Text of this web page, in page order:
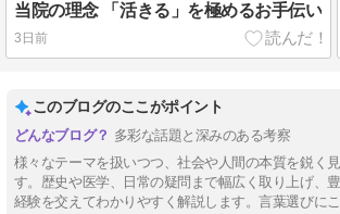
当院の理念 「活きる」を極めるお手伝い
3日前
このブログのここがポイント
多彩な話題と深みのある考察
様々なテーマを扱いつつ、社会や人間の本質を鋭く
す。歴史や医学、日常の疑問まで幅広く取り上げ、
経験を交えてわかりやすく解説します。言葉選びに